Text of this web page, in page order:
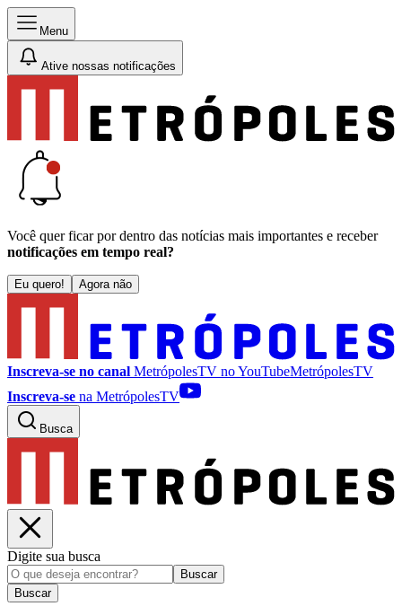
Menu
Ative nossas notificações
Você quer ficar por dentro das notícias mais importantes e receber
notificações em tempo real?
Eu quero! Agora não
Inscreva-se no canal MetrópolesTV noYouTubeMetrópolesTV
Inscreva-se na MetrópolesTV
Busca
Digite sua busca
Buscar
Buscar